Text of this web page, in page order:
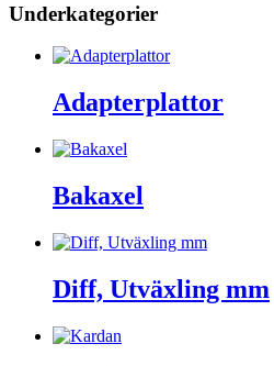
Underkategorier
Adapterplattor
Bakaxel
Diff, Utväxling mm